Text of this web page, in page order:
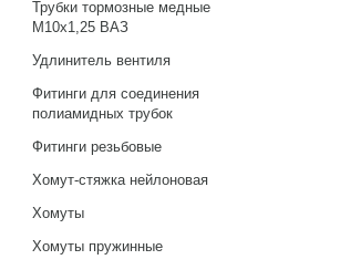
Трубки тормозные медные
М10х1,25 ВАЗ
Удлинитель вентиля
Фитинги для соединения
полиамидных трубок
Фитинги резьбовые
Хомут-стяжка нейлоновая
Хомуты
Хомуты пружинные